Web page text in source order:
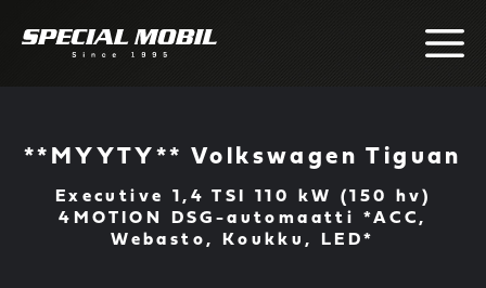
**MYYTY** Volkswagen Tiguan
Executive 1,4 TSI 110 kW (150 hv)
4MOTION DSG-automaatti *ACC,
Webasto, Koukku, LED*